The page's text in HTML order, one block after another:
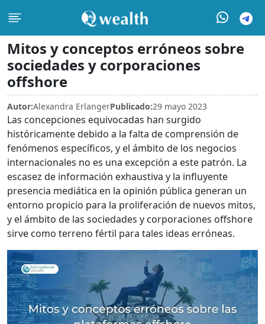
Mitos y conceptos erróneos sobre
sociedades y corporaciones
offshore
Autor:Alexandra ErlangerPublicado:29 mayo 2023
Las concepciones equivocadas han surgido
históricamente debido a la falta de comprensión de
fenómenos específicos, y el ámbito de los negocios
internacionales no es una excepción a este patrón. La
escasez de información exhaustiva y la influyente
presencia mediática en la opinión pública generan un
entorno propicio para la proliferación de nuevos mitos,
y el ámbito de las sociedades y corporaciones offshore
sirve como terreno fértil para tales ideas erróneas.